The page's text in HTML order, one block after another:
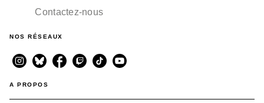
Contactez-nous
NOS RÉSEAUX
A PROPOS